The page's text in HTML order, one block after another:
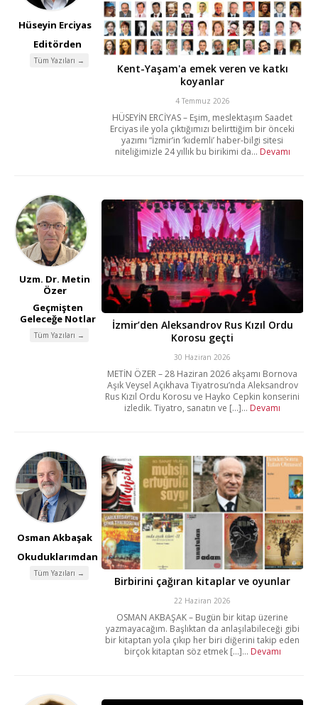
Hüseyin Erciyas
Editörden
Tüm Yazıları →
Kent-Yaşam'a emek veren ve katkı
koyanlar
4 Temmuz 2026
HÜSEYİN ERCİYAS – Eşim, meslektaşım Saadet
Erciyas ile yola çıktığımızı belirttiğim bir önceki
yazımı “İzmir’in ‘kıdemli’ haber-bilgi sitesi
niteliğimizle 24 yıllık bu birikimi da... Devamı
Uzm. Dr. Metin
Özer
Geçmişten
Geleceğe Notlar
Tüm Yazıları →
İzmir’den Aleksandrov Rus Kızıl Ordu
Korosu geçti
30 Haziran 2026
METİN ÖZER – 28 Haziran 2026 akşamı Bornova
Aşık Veysel Açıkhava Tiyatrosu’nda Aleksandrov
Rus Kızıl Ordu Korosu ve Hayko Cepkin konserini
izledik. Tiyatro, sanatın ve [...]... Devamı
Osman Akbaşak
Okuduklarımdan
Tüm Yazıları →
Birbirini çağıran kitaplar ve oyunlar
22 Haziran 2026
OSMAN AKBAŞAK – Bugün bir kitap üzerine
yazmayacağım. Başlıktan da anlaşılabileceği gibi
bir kitaptan yola çıkıp her biri diğerini takip eden
birçok kitaptan söz etmek [...]... Devamı